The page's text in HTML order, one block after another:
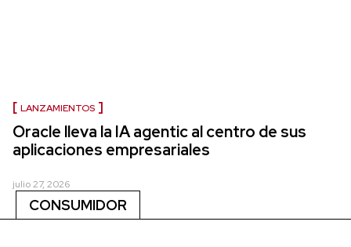
LANZAMIENTOS
Oracle lleva la IA agentic al centro de sus
aplicaciones empresariales
julio 27, 2026
CONSUMIDOR